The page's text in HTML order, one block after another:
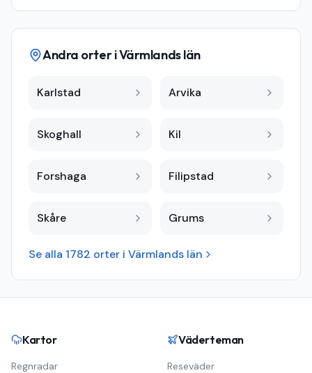
Andra orter iVärmlands län
Karlstad Arvika
Skoghall Kil
Forshaga Filipstad
Skåre Grums
Se alla 1782 orter i Värmlands län
Kartor
Regnradar
Väderteman
Reseväder